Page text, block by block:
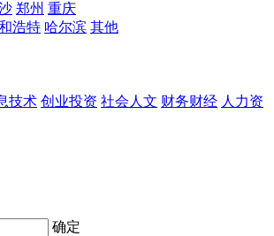
郑州 重庆
浩特 哈尔滨 其他
技术 创业投资 社会人文 财务财经 人力资
确定